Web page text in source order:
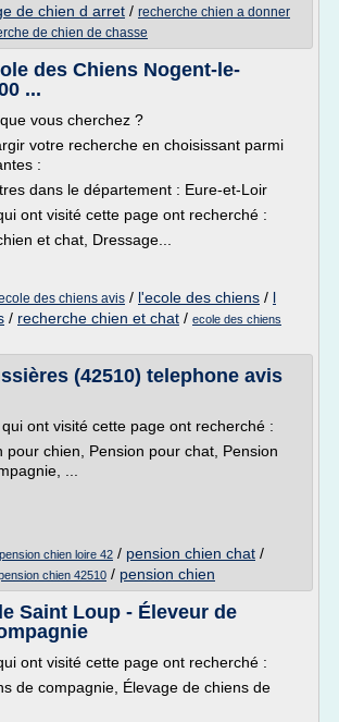
de chien d arret / recherche chien a donner
de chien de chasse
des Chiens Nogent-le-
...
vous cherchez ?
votre recherche en choisissant parmi
:
dans le département : Eure-et-Loir
ont visité cette page ont recherché :
et chat, Dressage...
des chiens avis / l'ecole des chiens / l
/ recherche chien et chat / ecole des chiens
(42510) telephone avis
ont visité cette page ont recherché :
pour chien, Pension pour chat, Pension
...
pension chien loire 42 / pension chien chat /
chien 42510 / pension chien
Saint Loup - Éleveur de
ont visité cette page ont recherché :
de compagnie, Élevage de chiens de